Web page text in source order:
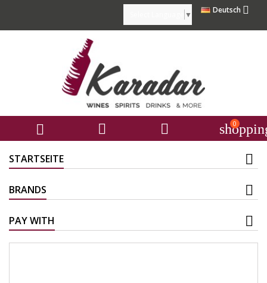
Deutsch 
▼
   0
STARTSEITE
BRANDS
PAY WITH